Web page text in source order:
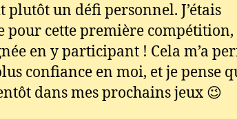
plutôt un défi personnel. J’étais
pour cette première compétition,
en y participant ! Cela m’a
confiance en moi, et je pense
dans mes prochains jeux 😉